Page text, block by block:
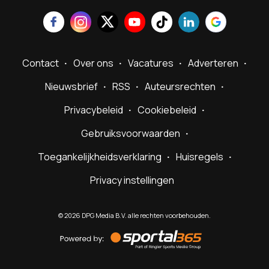
Contact Over ons Vacatures
Adverteren
Nieuwsbrief
RSS
Auteursrechten
Privacybeleid
Cookiebeleid
Gebruiksvoorwaarden
Toegankelijkheidsverklaring
Huisregels
Privacy instellingen
©2026 DPG Media B.V. alle rechten voorbehouden.
by
Sportal365